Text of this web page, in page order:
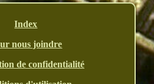
Index
nous joindre
de confidentialité